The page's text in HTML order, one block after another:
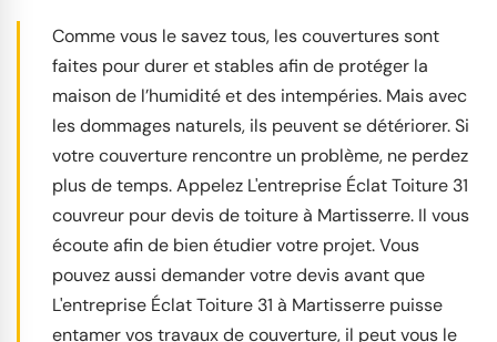
Comme vous le savez tous, les couvertures sont
faites pour durer et stables afin de protéger la
maison de l’humidité et des intempéries. Mais avec
les dommages naturels, ils peuvent se détériorer. Si
votre couverture rencontre un problème, ne perdez
plus de temps. Appelez L'entreprise Éclat Toiture 31
couvreur pour devis de toiture à Martisserre. Il vous
écoute afin de bien étudier votre projet. Vous
pouvez aussi demander votre devis avant que
L'entreprise Éclat Toiture 31 à Martisserre puisse
entamer vos travaux de couverture, il peut vous le